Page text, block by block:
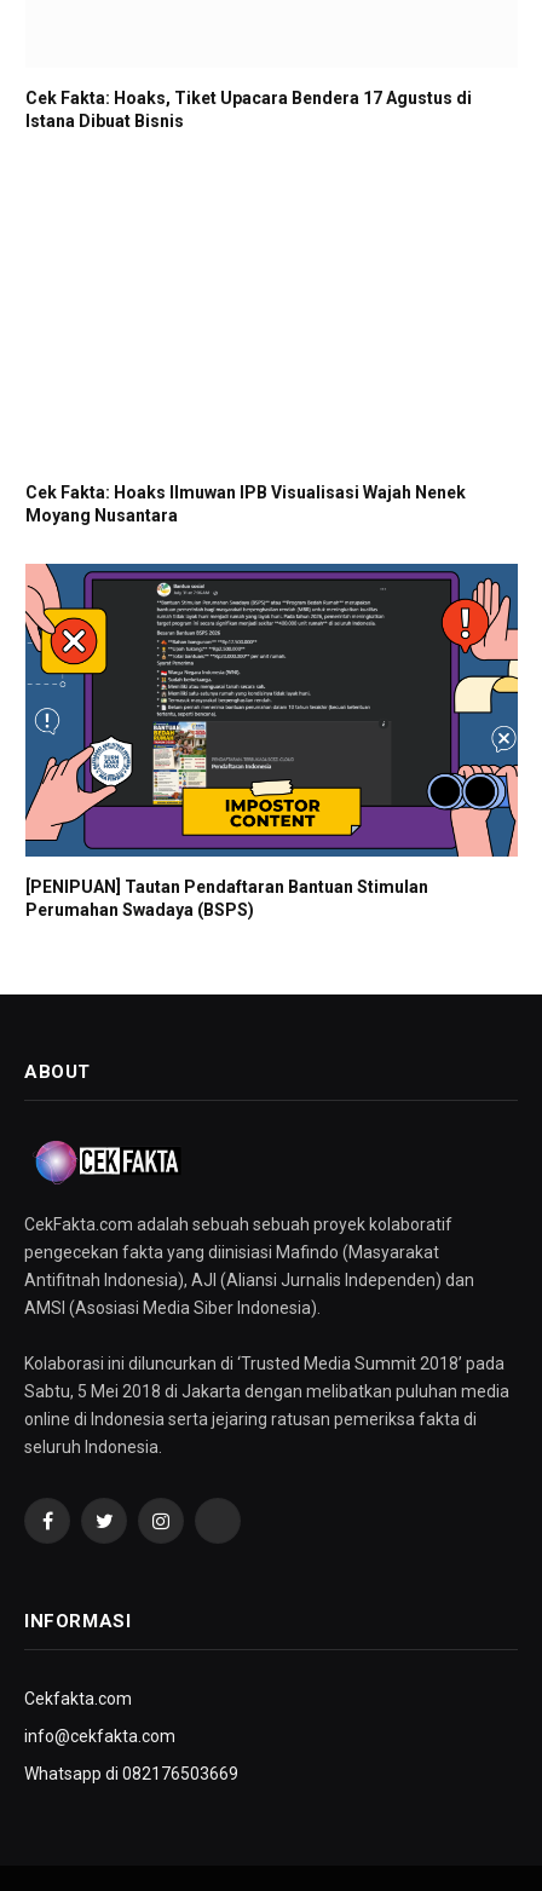
Cek Fakta: Hoaks, Tiket Upacara Bendera 17 Agustus di
Istana Dibuat Bisnis
Cek Fakta: Hoaks Ilmuwan IPB Visualisasi Wajah Nenek
Moyang Nusantara
[PENIPUAN] Tautan Pendaftaran Bantuan Stimulan
Perumahan Swadaya (BSPS)
ABOUT
CekFakta.com adalah sebuah sebuah proyek kolaboratif
pengecekan fakta yang diinisiasi Mafindo (Masyarakat
Antifitnah Indonesia), AJI (Aliansi Jurnalis Independen) dan
AMSI (Asosiasi Media Siber Indonesia).
Kolaborasi ini diluncurkan di ‘Trusted Media Summit 2018’ pada
Sabtu, 5 Mei 2018 di Jakarta dengan melibatkan puluhan media
online di Indonesia serta jejaring ratusan pemeriksa fakta di
seluruh Indonesia.
FacebookTwitterInstagramYouTube
INFORMASI
Cekfakta.com
info@cekfakta.com
Whatsapp di 082176503669